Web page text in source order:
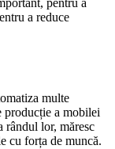
a reduce
multe
producție a mobilei
rândul lor, măresc
cu forța de muncă.